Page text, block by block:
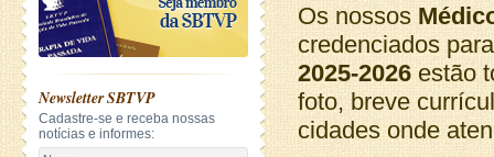
Newsletter SBTVP
Cadastre-se e receba nossas
notícias e informes:
Os nossos
credenciados
2025-2026 estão
foto, breve
cidades onde